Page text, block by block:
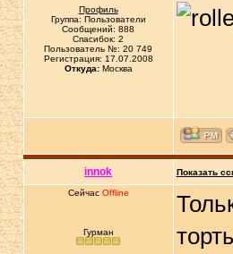
Профиль
Группа: Пользователи
Сообщений: 888
Спасибок: 2
Пользователь №: 20 749
Регистрация: 17.07.2008
Откуда:Москва
innok Показать
Сейчас Offline
Гурман